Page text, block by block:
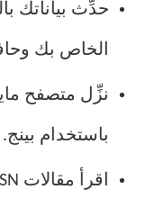
حدِّث بياناتك
الخاص بك
نزِّل متصفح
باستخدام
اقرأ مقالات MSN.